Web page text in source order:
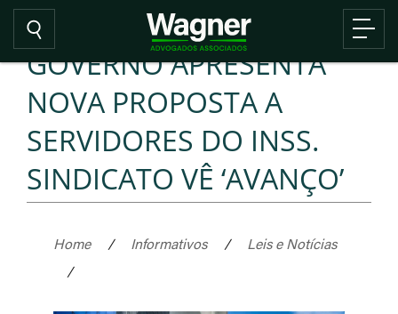
GOVERNO APRESENTA
NOVA PROPOSTA A
SERVIDORES DO INSS.
SINDICATO VÊ ‘AVANÇO’
Home / Informativos /
Leis e Notícias
/